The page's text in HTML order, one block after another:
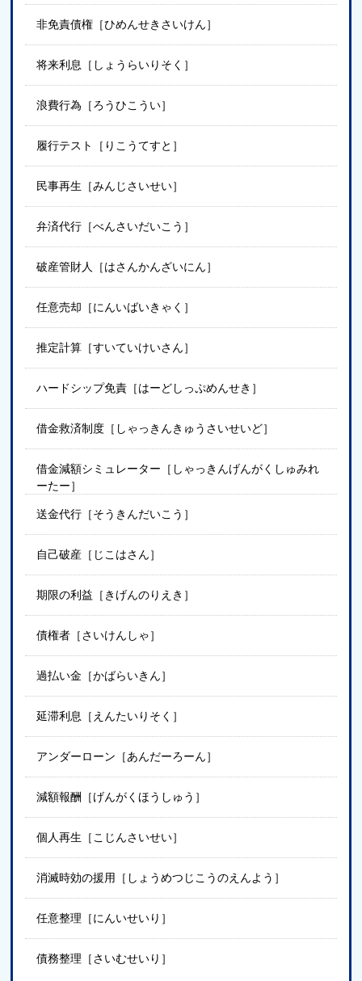
非免責債権［ひめんせきさいけん］
将来利息［しょうらいりそく］
浪費行為［ろうひこうい］
履行テスト［りこうてすと］
民事再生［みんじさいせい］
弁済代行［べんさいだいこう］
破産管財人［はさんかんざいにん］
任意売却［にんいばいきゃく］
推定計算［すいていけいさん］
ハードシップ免責［はーどしっぷめんせき］
借金救済制度［しゃっきんきゅうさいせいど］
借金減額シミュレーター［しゃっきんげんがくしゅみれ
ーたー］
送金代行［そうきんだいこう］
自己破産［じこはさん］
期限の利益［きげんのりえき］
債権者［さいけんしゃ］
過払い金［かばらいきん］
延滞利息［えんたいりそく］
アンダーローン［あんだーろーん］
減額報酬［げんがくほうしゅう］
個人再生［こじんさいせい］
消滅時効の援用［しょうめつじこうのえんよう］
任意整理［にんいせいり］
債務整理［さいむせいり］